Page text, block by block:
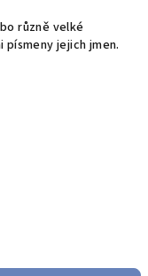
různě velké
jejich jmen.